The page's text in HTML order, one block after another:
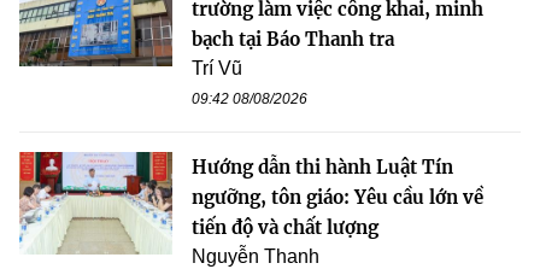
trường làm việc công khai, minh
bạch tại Báo Thanh tra
Trí Vũ
09:42 08/08/2026
Hướng dẫn thi hành Luật Tín
ngưỡng, tôn giáo: Yêu cầu lớn về
tiến độ và chất lượng
Nguyễn Thanh